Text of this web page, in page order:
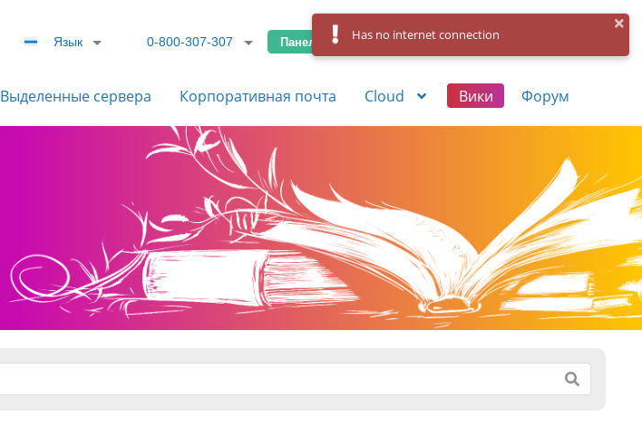
Язык 0-800-307-307 Панель управления Вход Регистрация
Выделенные сервера Корпоративная почта Cloud Вики Форум
Has no internet connection